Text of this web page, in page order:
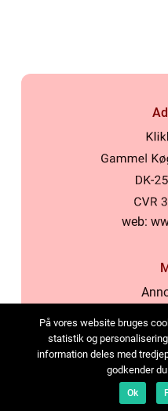
web:
På vores website bruges
statistik og
information deles med
godkender
Ok